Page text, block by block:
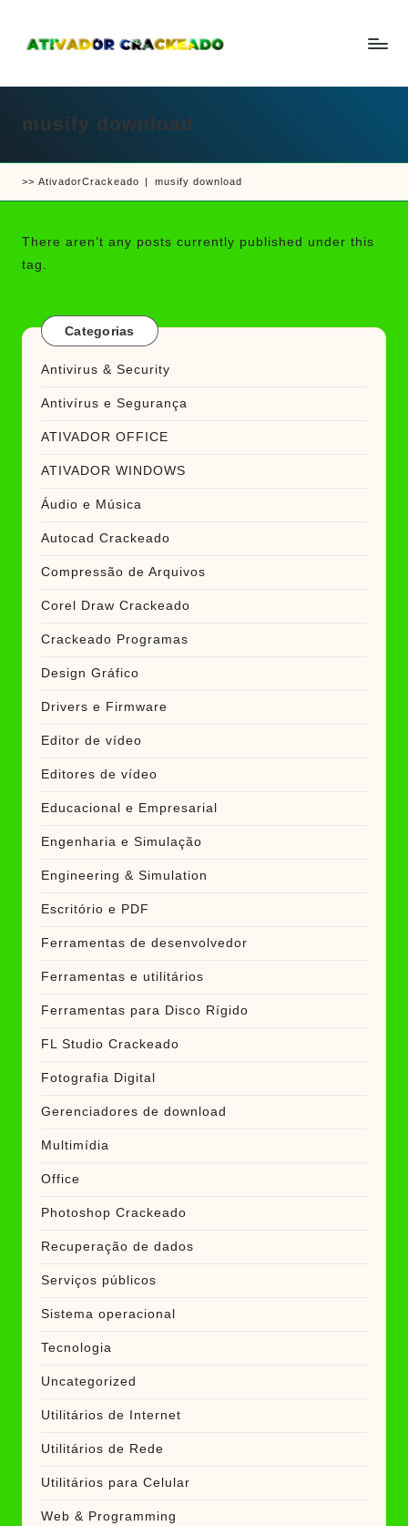
content
ti
a
d
r
e
c
k
e
completo
crackear
software
musify download
>> AtivadorCrackeado | musify download
There aren’t any posts currently published under this
tag.
Categorias
Antivirus & Security
Antivírus e Segurança
ATIVADOR OFFICE
ATIVADOR WINDOWS
Áudio e Música
Autocad Crackeado
Compressão de Arquivos
Corel Draw Crackeado
Crackeado Programas
Design Gráfico
Drivers e Firmware
Editor de vídeo
Editores de vídeo
Educacional e Empresarial
Engenharia e Simulação
Engineering & Simulation
Escritório e PDF
Ferramentas de desenvolvedor
Ferramentas e utilitários
Ferramentas para Disco Rígido
FL Studio Crackeado
Fotografia Digital
Gerenciadores de download
Multimídia
Office
Photoshop Crackeado
Recuperação de dados
Serviços públicos
Sistema operacional
Tecnologia
Uncategorized
Utilitários de Internet
Utilitários de Rede
Utilitários para Celular
Web & Programming